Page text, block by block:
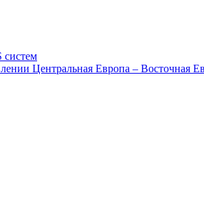
систем
Центральная Европа – Восточная